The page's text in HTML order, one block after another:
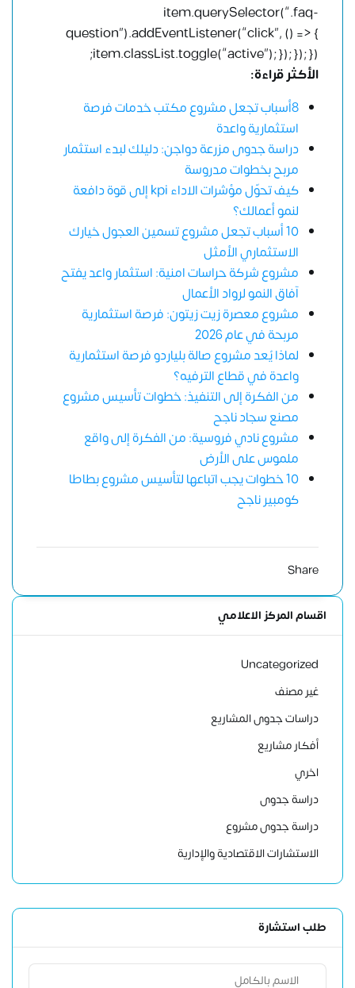
item.querySelector(“.faq-
question”).addEventListener(“click”, () => {
item.classList.toggle(“active”); }); }); });
الأكثر قراءة:
8أسباب تجعل مشروع مكتب خدمات فرصة
استثمارية واعدة
دراسة جدوى مزرعة دواجن: دليلك لبدء استثمار
مربح بخطوات مدروسة
كيف تحوّل مؤشرات الاداء kpi إلى قوة دافعة
لنمو أعمالك؟
10 أسباب تجعل مشروع تسمين العجول خيارك
الاستثماري الأمثل
مشروع شركة حراسات امنية: استثمار واعد يفتح
آفاق النمو لرواد الأعمال
مشروع معصرة زيت زيتون: فرصة استثمارية
مربحة في عام 2026
لماذا يُعد مشروع صالة بلياردو فرصة استثمارية
واعدة في قطاع الترفيه؟
من الفكرة إلى التنفيذ: خطوات تأسيس مشروع
مصنع سجاد ناجح
مشروع نادي فروسية: من الفكرة إلى واقع
ملموس على الأرض
10 خطوات يجب اتباعها لتأسيس مشروع بطاطا
كومبير ناجح
Share
اقسام المركز الاعلامي
Uncategorized
غير مصنف
دراسات جدوى المشاريع
أفكار مشاريع
اخري
دراسة جدوى
دراسة جدوى مشروع
الاستشارات الاقتصادية والإدارية
طلب استشارة